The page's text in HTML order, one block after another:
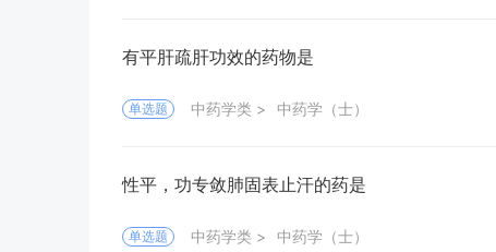
有平肝疏肝功效的药物是
单选题 中药学类 中药学（士）
性平，功专敛肺固表止汗的药是
单选题 中药学类 中药学（士）